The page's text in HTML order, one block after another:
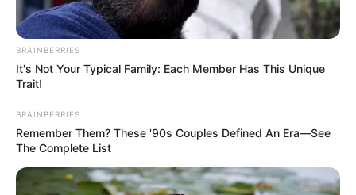
BRAINBERRIES
It's Not Your Typical Family: Each Member Has This Unique
Trait!
BRAINBERRIES
Remember Them? These '90s Couples Defined An Era—See
The Complete List